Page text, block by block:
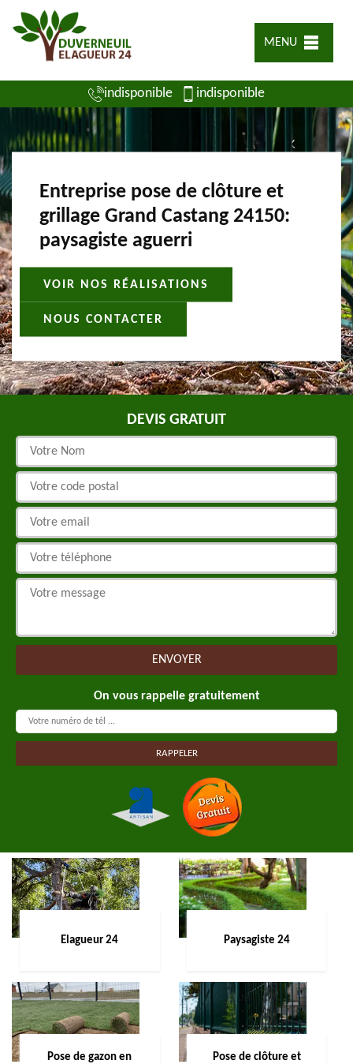
MENU
indisponible indisponible
Entreprise pose de clôture et
grillage Grand Castang 24150:
paysagiste aguerri
VOIR NOS RÉALISATIONS
NOUS CONTACTER
DEVIS GRATUIT
On vous rappelle gratuitement
Elagueur 24 Paysagiste 24
Pose de gazon en
Pose de clôture et